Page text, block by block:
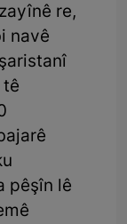
re,
navê
pêşîn lê